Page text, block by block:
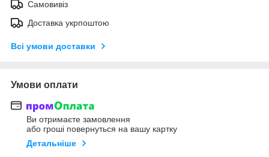
Самовивіз
Доставка укрпоштою
Всі умови доставки
Умови оплати
Ви отримаєте замовлення
або гроші повернуться на вашу картку
Детальніше